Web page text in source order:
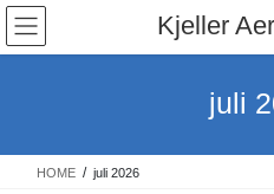
Skip
the
Skip
the
Kjeller
juli
HOME juli 2026